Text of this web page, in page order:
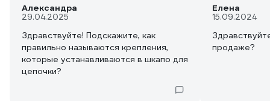
Александра
29.04.2025
Здравствуйте! Подскажите, как
правильно называются крепления,
которые устанавливаются в шкапо для
цепочки?
Елена
15.09.2024
Здравствуйте! Когда
продаже?